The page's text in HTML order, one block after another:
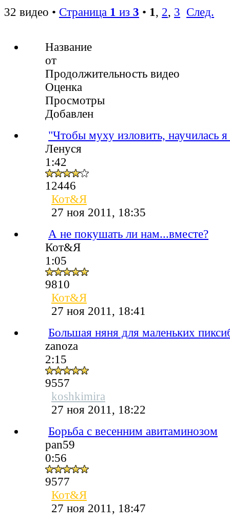
32 видео • Страница 1 из 3 • 1, 2, 3 След.
Название
от
Продолжительность видео
Оценка
Просмотры
Добавлен
"Чтобы муху изловить, научилась
Ленуся
1:42
12446
Кот&Я
27 ноя 2011, 18:35
А не покушать ли нам...вместе?
Кот&Я
1:05
9810
Кот&Я
27 ноя 2011, 18:41
Большая няня для маленьких
zanoza
2:15
9557
koshkimira
27 ноя 2011, 18:22
Борьба с весенним авитаминозом
pan59
0:56
9577
Кот&Я
27 ноя 2011, 18:47